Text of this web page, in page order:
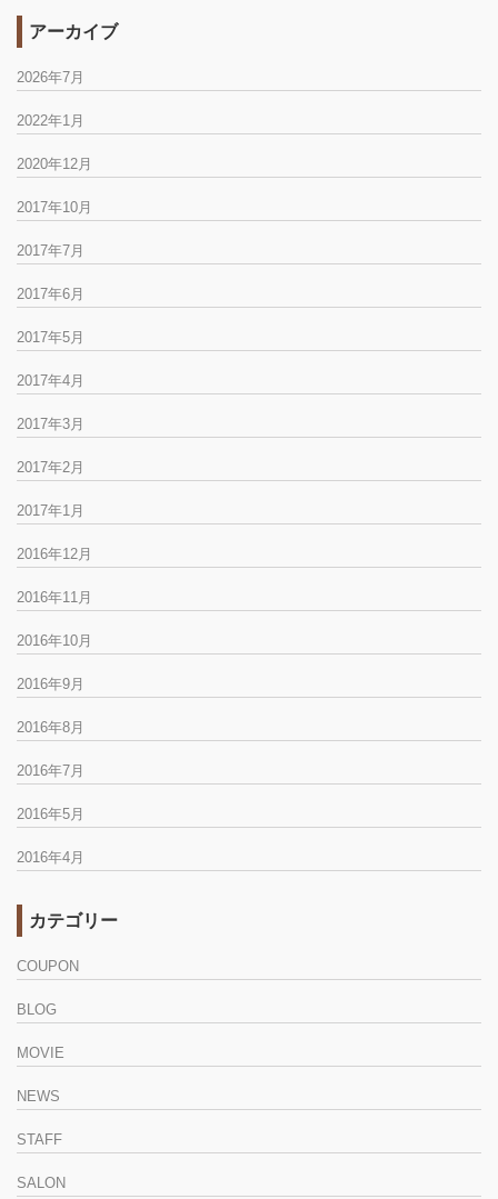
アーカイブ
2026年7月
2022年1月
2020年12月
2017年10月
2017年7月
2017年6月
2017年5月
2017年4月
2017年3月
2017年2月
2017年1月
2016年12月
2016年11月
2016年10月
2016年9月
2016年8月
2016年7月
2016年5月
2016年4月
カテゴリー
COUPON
BLOG
MOVIE
NEWS
STAFF
SALON